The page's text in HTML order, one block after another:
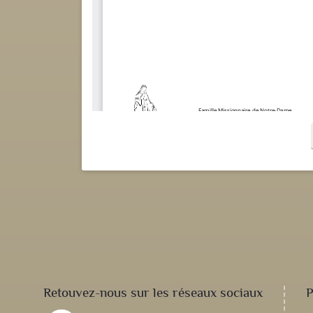
Retouvez-nous sur les réseaux sociaux